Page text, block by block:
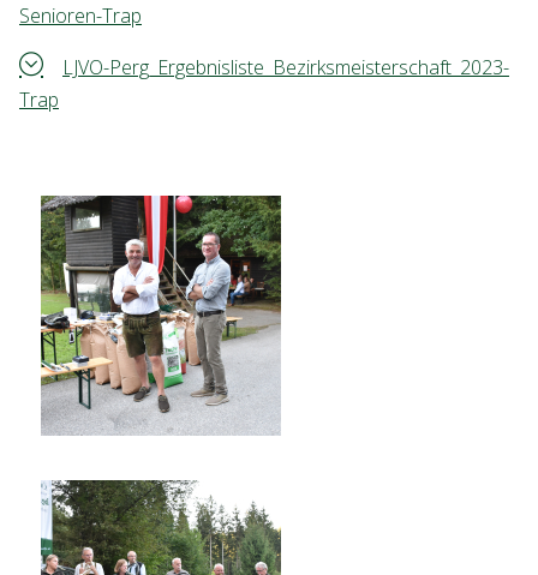
Senioren-Trap
LJVO-Perg_Ergebnisliste_Bezirksmeisterschaft_2023-
Trap